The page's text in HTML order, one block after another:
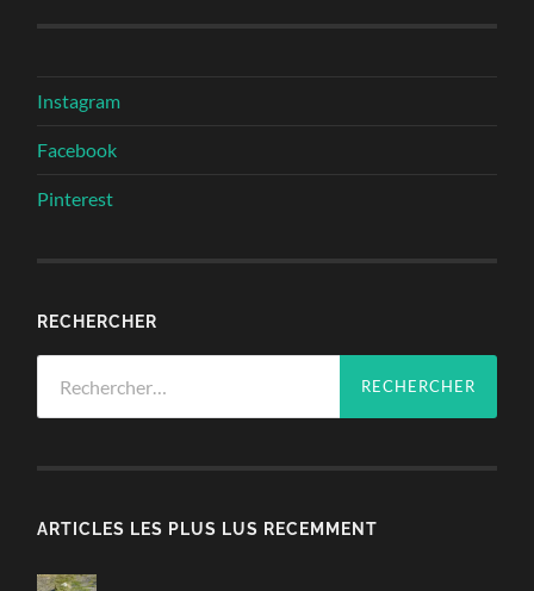
Instagram
Facebook
Pinterest
RECHERCHER
ARTICLES LES PLUS LUS RECEMMENT